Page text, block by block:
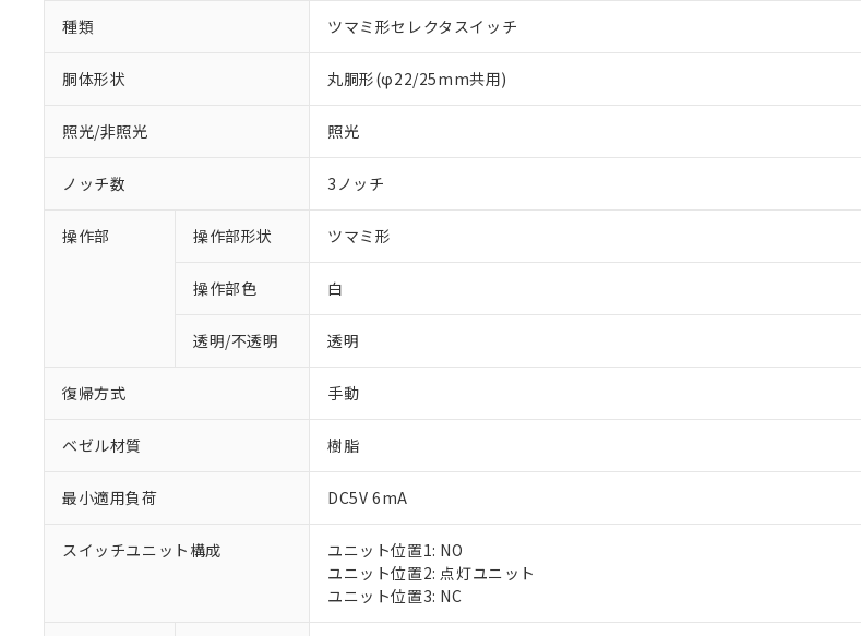
種類 ツマミ形セレクタスイッチ
胴体形状 丸胴形(φ22/25mm共用)
照光/非照光 照光
ノッチ数 3ノッチ
操作部 操作部形状 ツマミ形
操作部色 白
透明/不透明 透明
復帰方式 手動
ベゼル材質 樹脂
最小適用負荷 DC5V 6mA
スイッチユニット構成
ユニット位置1: NO
ユニット位置2: 点灯ユニット
ユニット位置3: NC